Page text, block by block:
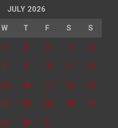
JULY 2026
W T F S S
1 2 3 4 5
8 9 10 11 12
15 16 17 18 19
22 23 24 25 26
29 30 31